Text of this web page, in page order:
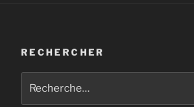
RECHERCHER